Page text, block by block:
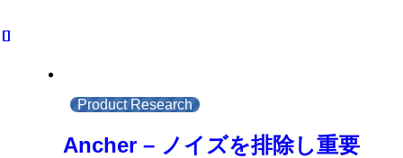
Product Research
Ancher – ノイズを排除し重要